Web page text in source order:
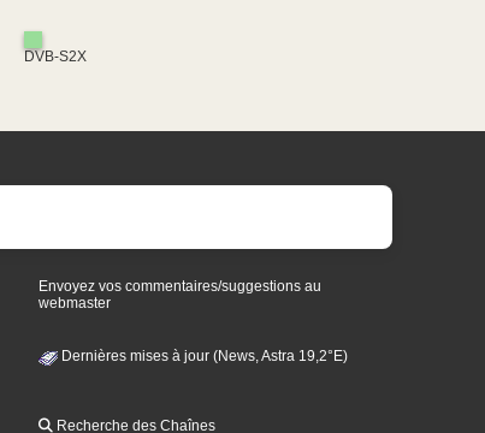
DVB-S2X
Envoyez vos commentaires/suggestions au
webmaster
Dernières mises à jour (News, Astra 19,2°E)
Recherche des Chaînes